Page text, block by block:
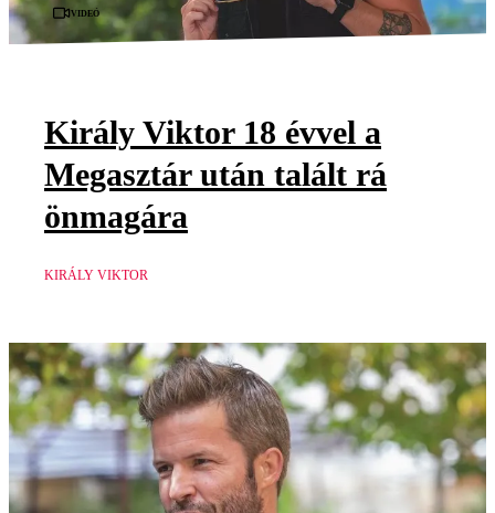
Videó
Király Viktor 18 évvel a
Megasztár után talált rá
önmagára
KIRÁLY VIKTOR